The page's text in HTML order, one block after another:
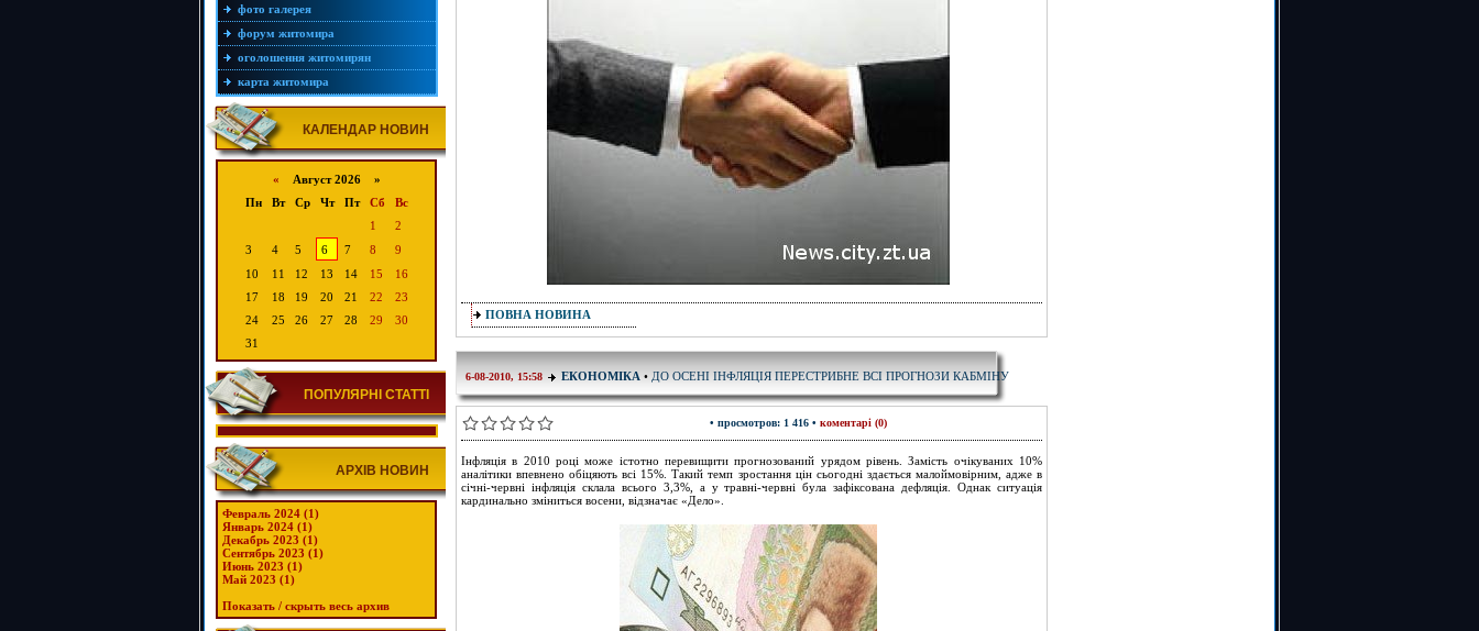
фото галерея
форум житомира
оголошення житомирян
карта житомира
КАЛЕНДАР НОВИН
« Август 2026 »
Пн
Вт Ср Чт Пт Сб
Вс
1
2
3
4 5 6 7 8
9
10
11 12 13 14 15
16
17
18 19 20 21 22
23
24
25 26 27 28 29
30
31
ПОПУЛЯРНІ СТАТТІ
АРХІВ НОВИН
Февраль 2024 (1)
Январь 2024 (1)
Декабрь 2023 (1)
Сентябрь 2023 (1)
Июнь 2023 (1)
Май 2023 (1)
Показать / скрыть весь архив
ПОВНА НОВИНА
6-08-2010, 15:58 ЕКОНОМІКА • ДО ОСЕНІ ІНФЛЯЦІЯ ПЕРЕСТРИБНЕ ВСІ ПРОГНОЗИ КАБМІНУ
• просмотров: 1 416 • коментарі (0)
Інфляція в 2010 році може істотно перевищити прогнозований урядом рівень. Замість очікуваних 10%
аналітики впевнено обіцяють всі 15%. Такий темп зростання цін сьогодні здається малоймовірним, адже в
січні-червні інфляція склала всього 3,3%, а у травні-червні була зафіксована дефляція. Однак ситуація
кардинально зміниться восени, відзначає «Дело».